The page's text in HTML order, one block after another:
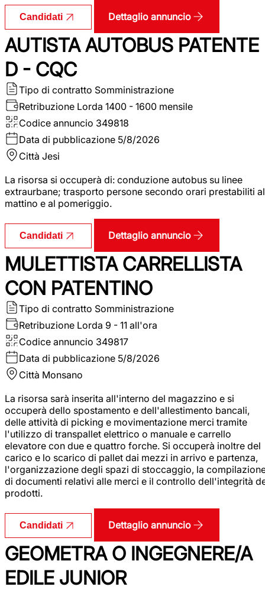
Candidati Dettaglio annuncio
AUTISTA AUTOBUS PATENTE
D - CQC
Tipo di contratto Somministrazione
Retribuzione Lorda 1400 - 1600 mensile
Codice annuncio 349818
Data di pubblicazione 5/8/2026
Città Jesi
La risorsa si occuperà di: conduzione autobus su linee
extraurbane; trasporto persone secondo orari prestabiliti al
mattino e al pomeriggio.
Candidati Dettaglio annuncio
MULETTISTA CARRELLISTA
CON PATENTINO
Tipo di contratto Somministrazione
Retribuzione Lorda 9 - 11 all'ora
Codice annuncio 349817
Data di pubblicazione 5/8/2026
Città Monsano
La risorsa sarà inserita all'interno del magazzino e si
occuperà dello spostamento e dell'allestimento bancali,
delle attività di picking e movimentazione merci tramite
l'utilizzo di transpallet elettrico o manuale e carrello
elevatore con due e quattro forche. Si occuperà inoltre del
carico e lo scarico di pallet dai mezzi in arrivo e partenza,
l'organizzazione degli spazi di stoccaggio, la
di documenti relativi alle merci e il controllo dell'integrità
prodotti.
Candidati Dettaglio annuncio
GEOMETRA O INGEGNERE/A
EDILE JUNIOR